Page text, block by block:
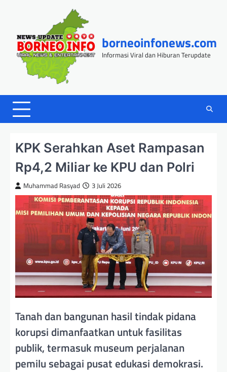
borneoinfonews.com
Informasi Viral dan Hiburan Terupdate
KPK Serahkan Aset Rampasan
Rp4,2 Miliar ke KPU dan Polri
Muhammad Rasyad 3 Juli 2026
Tanah dan bangunan hasil tindak pidana
korupsi dimanfaatkan untuk fasilitas
publik, termasuk museum perjalanan
pemilu sebagai pusat edukasi demokrasi.